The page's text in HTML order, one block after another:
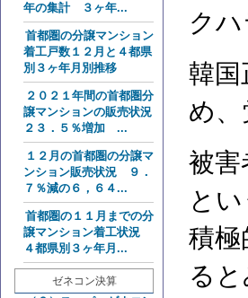
年の集計 ３ヶ年...
首都圏の分譲マンション
着工戸数１２月と４都県
別３ヶ年月別推移
２０２１年間の首都圏分
譲マンションの販売状況
２３．５％増加 ...
１２月の首都圏の分譲マ
ンション販売状況 ９．
７％減の６，６４...
首都圏の１１月までの分
譲マンション着工状況
４都県別３ヶ年月...
ゼネコン決算
ク
韓国
め
被害
と
積
ると